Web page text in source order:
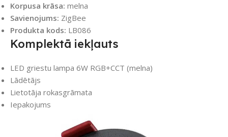
Korpusa krāsa: melna
Savienojums: ZigBee
Produkta kods: LB086
Komplektā iekļauts
LED griestu lampa 6W RGB+CCT (melna)
Lādētājs
Lietotāja rokasgrāmata
Iepakojums